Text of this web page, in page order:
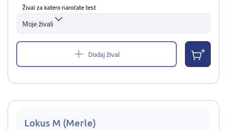
Žival za katero naročate test
Moje živali
Dodaj žival
Lokus M (Merle)